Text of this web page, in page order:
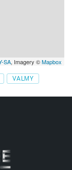
SA, Imagery ©Mapbox
VALMY